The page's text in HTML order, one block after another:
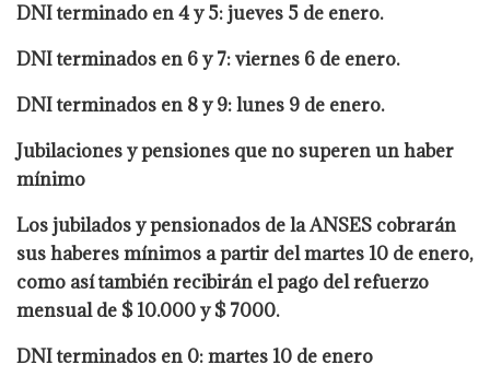
DNI terminado en 4 y 5: jueves 5 de enero.
DNI terminados en 6 y 7: viernes 6 de enero.
DNI terminados en 8 y 9: lunes 9 de enero.
Jubilaciones y pensiones que no superen un haber
mínimo
Los jubilados y pensionados de la ANSES cobrarán
sus haberes mínimos a partir del martes 10 de enero,
como así también recibirán el pago del refuerzo
mensual de $ 10.000 y $ 7000.
DNI terminados en 0: martes 10 de enero